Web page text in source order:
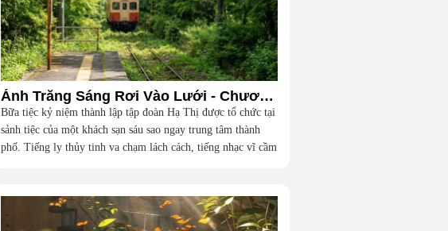
Ánh Trăng Sáng Rơi Vào Lưới - Chương 1
Bữa tiệc kỷ niệm thành lập tập đoàn Hạ Thị được tổ chức tại
sảnh tiệc của một khách sạn sáu sao ngay trung tâm thành
phố. Tiếng ly thủy tinh va chạm lách cách, tiếng nhạc vĩ cầm